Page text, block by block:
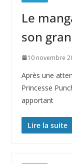
Le
son
10 novembre
Après une
Princesse
apportant
Lire la suite